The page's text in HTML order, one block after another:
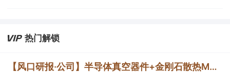
热门解锁
【风口研报·公司】半导体真空器件+金刚石散热MPCVD核心部件，这家公司实现对北方华创、新凯来等厂商批量供货，大功率磁控管助力AI散热；这家造船龙头稀缺产能扩张与高价值订单兼具，远期业绩弹性持续增强